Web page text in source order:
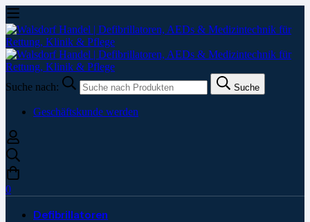
Suche nach: Suche
Geschäftskunde werden
0
Defibrillatoren